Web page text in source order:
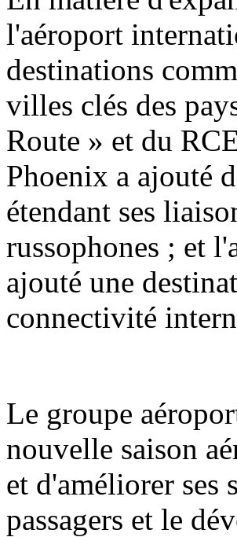
l'aéroport
destinations
villes clés des
Route » et du
Phoenix a ajouté
étendant ses
russophones ; et
ajouté une
connectivité
Le groupe
nouvelle saison
et d'améliorer ses
passagers et le